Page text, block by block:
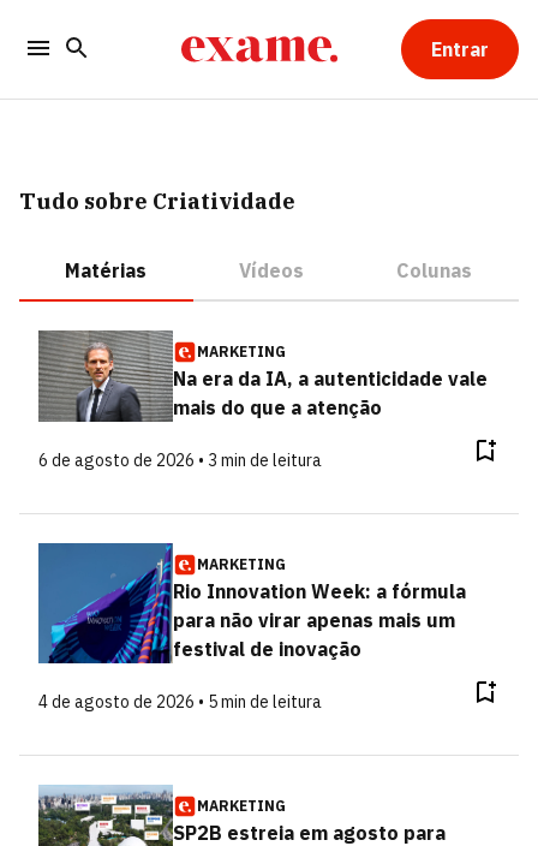
Entrar
Tudo sobre Criatividade
Matérias Vídeos Colunas
MARKETING
Na era da IA, a autenticidade vale
mais do que a atenção
6 de agosto de 2026 • 3 min de leitura
MARKETING
Rio Innovation Week: a fórmula
para não virar apenas mais um
festival de inovação
4 de agosto de 2026 • 5 min de leitura
MARKETING
SP2B estreia em agosto para